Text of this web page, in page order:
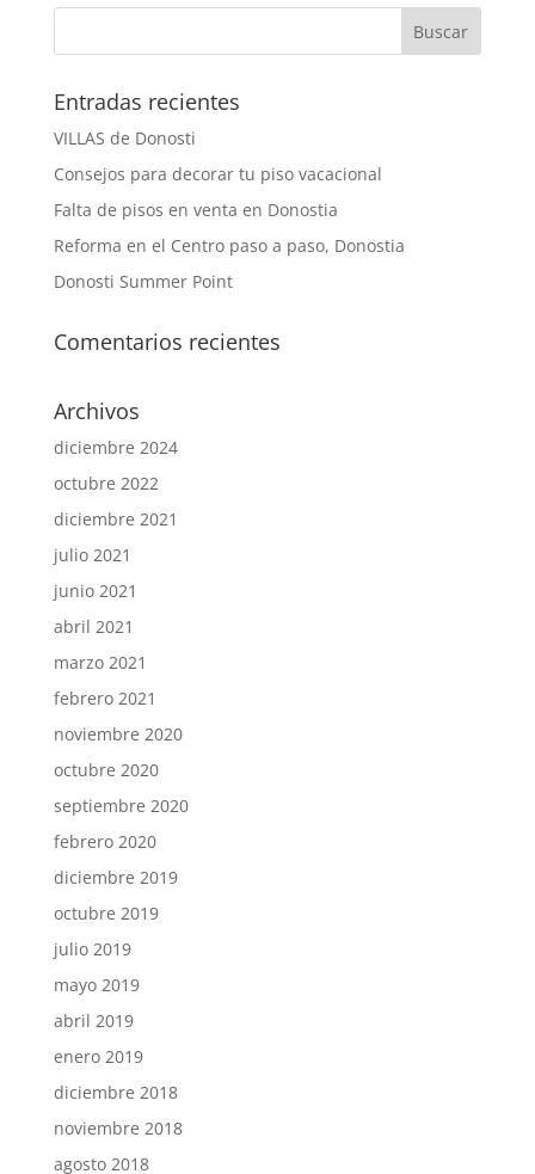
Entradas recientes
VILLAS de Donosti
Consejos para decorar tu piso vacacional
Falta de pisos en venta en Donostia
Reforma en el Centro paso a paso, Donostia
Donosti Summer Point
Comentarios recientes
Archivos
diciembre 2024
octubre 2022
diciembre 2021
julio 2021
junio 2021
abril 2021
marzo 2021
febrero 2021
noviembre 2020
octubre 2020
septiembre 2020
febrero 2020
diciembre 2019
octubre 2019
julio 2019
mayo 2019
abril 2019
enero 2019
diciembre 2018
noviembre 2018
agosto 2018